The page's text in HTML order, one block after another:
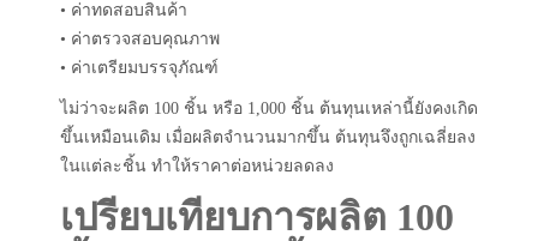
• ค่าทดสอบสินค้า
• ค่าตรวจสอบคุณภาพ
• ค่าเตรียมบรรจุภัณฑ์
ไม่ว่าจะผลิต 100 ชิ้น หรือ 1,000 ชิ้น ต้นทุนเหล่านี้ยังคงเกิด
ขึ้นเหมือนเดิม เมื่อผลิตจำนวนมากขึ้น ต้นทุนจึงถูกเฉลี่ยลง
ในแต่ละชิ้น ทำให้ราคาต่อหน่วยลดลง
เปรียบเทียบการผลิต 100